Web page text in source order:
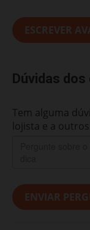
ESCREVER
Dúvidas
Tem alguma
lojista e a
ENVIAR